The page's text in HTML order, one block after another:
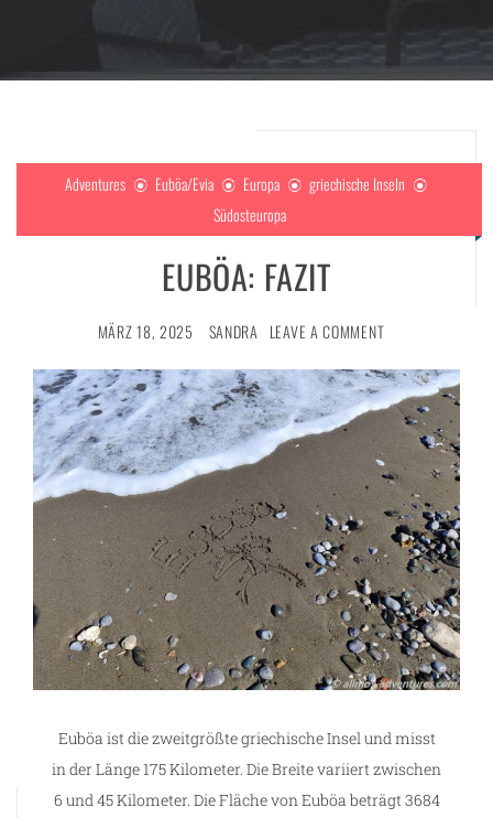
Adventures Euböa/Evia Europa
griechische Inseln
Südosteuropa
EUBÖA: FAZIT
MÄRZ 18, 2025 SANDRA LEAVE A COMMENT
Euböa ist die zweitgrößte griechische Insel und misst
in der Länge 175 Kilometer. Die Breite variiert zwischen
6 und 45 Kilometer. Die Fläche von Euböa beträgt 3684